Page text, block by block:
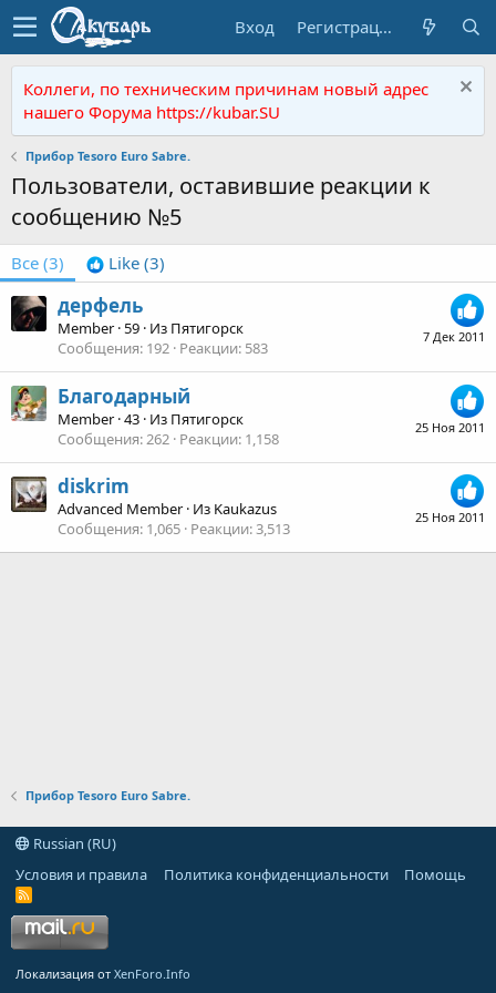
Вход Регистрация
Коллеги, по техническим причинам новый адрес
нашего Форума https://kubar.SU
Прибор Tesoro Euro Sabre.
Пользователи, оставившие реакции к
сообщению №5
Все (3) Like (3)
7 Дек 2011
дерфель
Member ·59 · Из Пятигорск
Сообщения 192 Реакции 583
25 Ноя 2011
Благодарный
Member ·43 · Из Пятигорск
Сообщения 262 Реакции 1,158
25 Ноя 2011
diskrim
Advanced Member · Из Kaukazus
Сообщения 1,065 Реакции 3,513
Прибор Tesoro Euro Sabre.
Russian (RU)
Условия и правила
Политика конфиденциальности Помощь
R
S
Локализация от XenForo.Info